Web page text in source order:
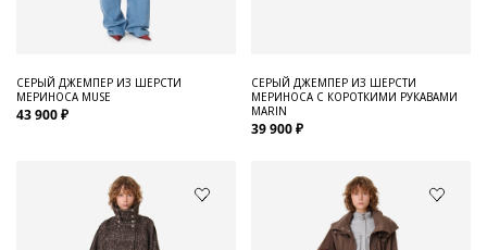
СЕРЫЙ ДЖЕМПЕР ИЗ ШЕРСТИ
МЕРИНОСА MUSE
43 900 ₽
СЕРЫЙ ДЖЕМПЕР ИЗ ШЕРСТИ
МЕРИНОСА С КОРОТКИМИ РУКАВАМИ
MARIN
39 900 ₽